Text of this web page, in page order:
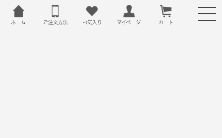
ホーム ご注文方法 お気入り マイページ カート